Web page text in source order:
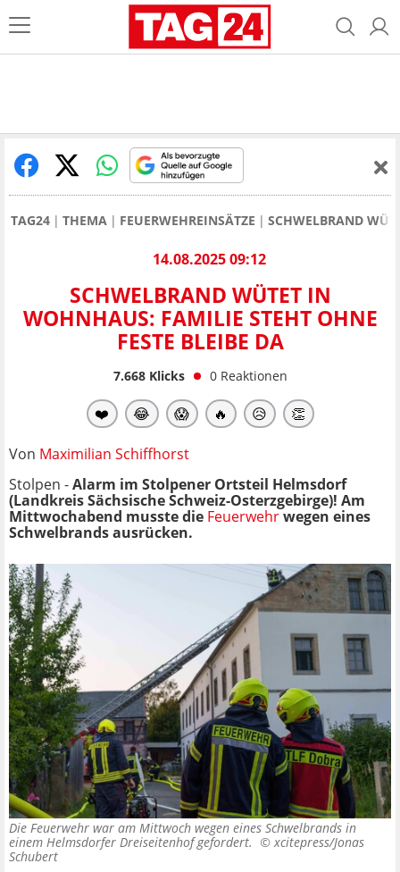
TAG24 THEMA FEUERWEHREINSÄTZE SCHWELBRAND
14.08.2025 09:12
SCHWELBRAND WÜTET IN
WOHNHAUS: FAMILIE STEHT OHNE
FESTE BLEIBE DA
7.668Klicks 0 Reaktionen
❤️ 😂 😱 🔥 😥 👏
Von Maximilian Schiffhorst
Stolpen -Alarm im Stolpener Ortsteil Helmsdorf
(Landkreis Sächsische Schweiz-Osterzgebirge)! Am
Mittwochabend musste die Feuerwehrwegen eines
Schwelbrands ausrücken.
Die Feuerwehr war am Mittwoch wegen eines Schwelbrands in
einem Helmsdorfer Dreiseitenhof gefordert. © xcitepress/Jonas
Schubert